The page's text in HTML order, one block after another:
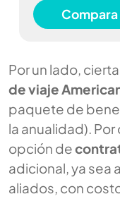
Compara
Por un lado,
de viaje
paquete de
la anualidad).
opción de
adicional, ya sea
aliados, con